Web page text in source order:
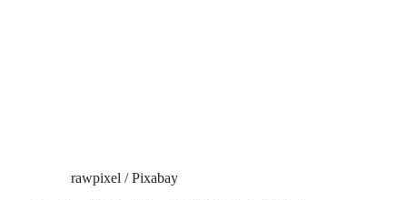
rawpixel / Pixabay